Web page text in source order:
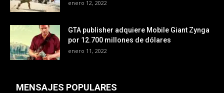
enero 12, 2022
GTA publisher adquiere Mobile Giant Zynga
por 12.700 millones de dólares
enero 11, 2022
MENSAJES POPULARES